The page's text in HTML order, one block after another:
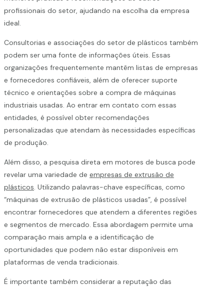
profissionais do setor, ajudando na escolha da empresa
ideal.
Consultorias e associações do setor de plásticos também
podem ser uma fonte de informações úteis. Essas
organizações frequentemente mantêm listas de empresas
e fornecedores confiáveis, além de oferecer suporte
técnico e orientações sobre a compra de máquinas
industriais usadas. Ao entrar em contato com essas
entidades, é possível obter recomendações
personalizadas que atendam às necessidades específicas
de produção.
Além disso, a pesquisa direta em motores de busca pode
revelar uma variedade de empresas de extrusão de
plásticos. Utilizando palavras-chave específicas, como
“máquinas de extrusão de plásticos usadas”, é possível
encontrar fornecedores que atendem a diferentes regiões
e segmentos de mercado. Essa abordagem permite uma
comparação mais ampla e a identificação de
oportunidades que podem não estar disponíveis em
plataformas de venda tradicionais.
É importante também considerar a reputação das